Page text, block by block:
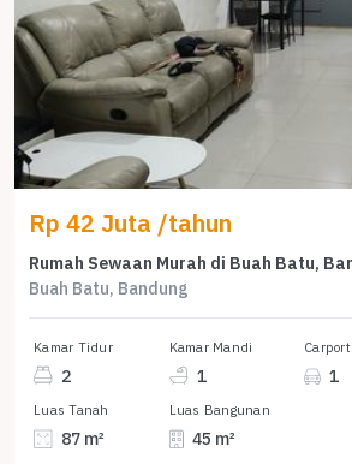
Rp 42 Juta /tahun
Buah Batu, Bandung
Kamar Tidur
2
Kamar Mandi
1
Carport
1
Luas Tanah
87 m²
Luas Bangunan
45 m²